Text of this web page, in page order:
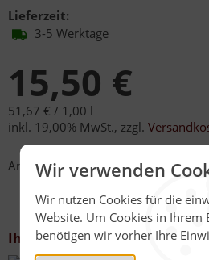
Wir verwenden
Wir nutzen Cookies für die
Website. Um Cookies in Ihrem
benötigen wir vorher Ihre
Lieferzeit:
3-5 Werktage
15,50 €
51,67 € / 1,00 l
inkl. 19,00% MwSt., zzgl.
Anzahl
Ihr Kontakt zu uns